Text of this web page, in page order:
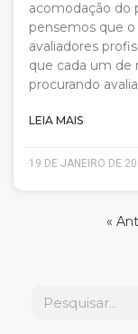
acomodação do
pensemos que
avaliadores
que cada um de
procurando
LEIA MAIS
19 DE JANEIRO DE
«